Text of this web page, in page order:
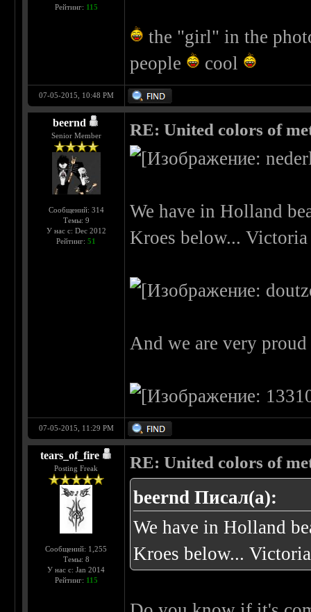
Рейтинг: 115
the "girl" in the
people
cool
07-05-2015, 10:48 PM
beernd
Senior Member
Сообщений: 314
Темы: 9
У нас с: Dec 2012
Рейтинг:51
RE: United colors of
We have in Holland
Kroes below...
And we are very
07-05-2015, 11:29 PM
tears_of_fire
Posting Freak
Сообщений: 1,255
Темы: 8
У нас с: Jan 2014
Рейтинг: 115
RE: United colors of
beernd Писал(а):
We have in Holland
Kroes below...